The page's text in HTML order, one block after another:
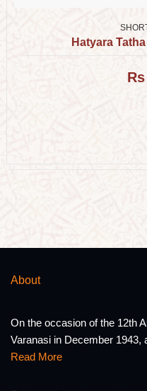
Hatyara
About
On the occasion of the 12th
Varanasi in December 1943,
Read More